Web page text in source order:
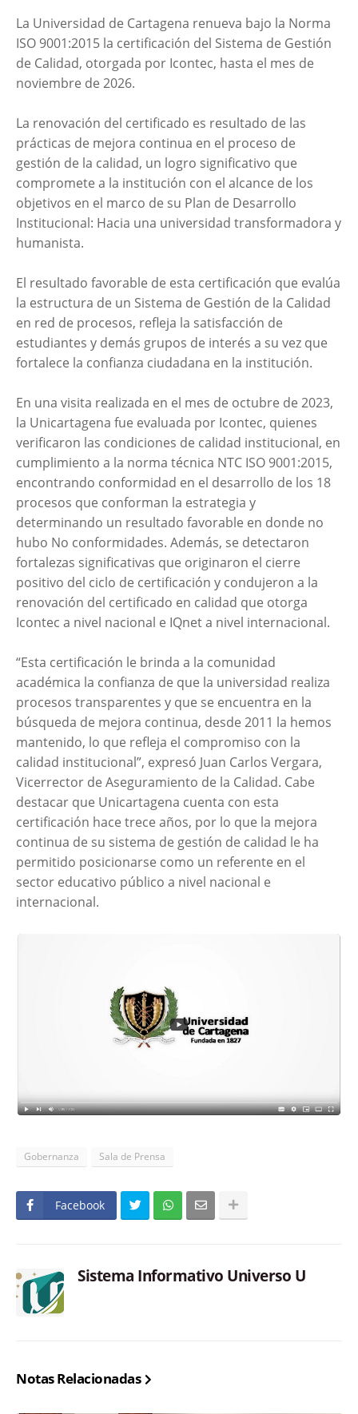
La Universidad de Cartagena renueva bajo la Norma
ISO 9001:2015 la certificación del Sistema de Gestión
de Calidad, otorgada por Icontec, hasta el mes de
noviembre de 2026.
La renovación del certificado es resultado de las
prácticas de mejora continua en el proceso de
gestión de la calidad, un logro significativo que
compromete a la institución con el alcance de los
objetivos en el marco de su Plan de Desarrollo
Institucional: Hacia una universidad transformadora y
humanista.
El resultado favorable de esta certificación que evalúa
la estructura de un Sistema de Gestión de la Calidad
en red de procesos, refleja la satisfacción de
estudiantes y demás grupos de interés a su vez que
fortalece la confianza ciudadana en la institución.
En una visita realizada en el mes de octubre de 2023,
la Unicartagena fue evaluada por Icontec, quienes
verificaron las condiciones de calidad institucional, en
cumplimiento a la norma técnica NTC ISO 9001:2015,
encontrando conformidad en el desarrollo de los 18
procesos que conforman la estrategia y
determinando un resultado favorable en donde no
hubo No conformidades. Además, se detectaron
fortalezas significativas que originaron el cierre
positivo del ciclo de certificación y condujeron a la
renovación del certificado en calidad que otorga
Icontec a nivel nacional e IQnet a nivel internacional.
“Esta certificación le brinda a la comunidad
académica la confianza de que la universidad realiza
procesos transparentes y que se encuentra en la
búsqueda de mejora continua, desde 2011 la hemos
mantenido, lo que refleja el compromiso con la
calidad institucional”, expresó Juan Carlos Vergara,
Vicerrector de Aseguramiento de la Calidad. Cabe
destacar que Unicartagena cuenta con esta
certificación hace trece años, por lo que la mejora
continua de su sistema de gestión de calidad le ha
permitido posicionarse como un referente en el
sector educativo público a nivel nacional e
internacional.
Gobernanza Sala de Prensa
Facebook
Sistema Informativo Universo U
Notas Relacionadas